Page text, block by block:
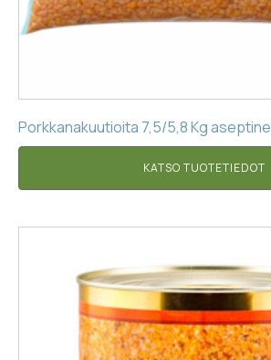
Porkkanakuutioita 7,5/5,8 Kg
KATSO TUOTETIEDOT